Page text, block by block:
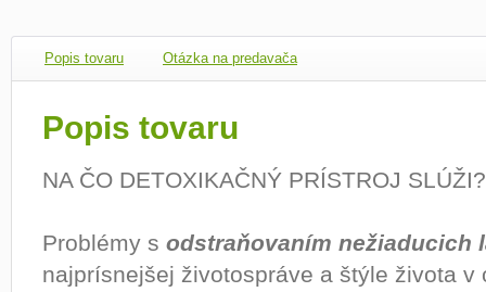
Popis tovaru Otázka na predavača
Popis tovaru
NA ČO DETOXIKAČNÝ PRÍSTROJ SLÚŽI?
Problémy s odstraňovaním nežiaducich
najprísnejšej životospráve a štýle života v